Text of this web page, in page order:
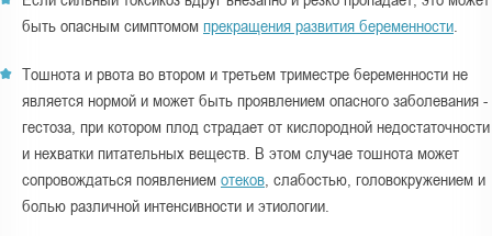
быть опасным симптомом прекращения развития беременности.
Тошнота и рвота во втором и третьем триместре беременности не
является нормой и может быть проявлением опасного заболевания -
гестоза, при котором плод страдает от кислородной недостаточности
и нехватки питательных веществ. В этом случае тошнота может
сопровождаться появлением отеков, слабостью, головокружением и
болью различной интенсивности и этиологии.